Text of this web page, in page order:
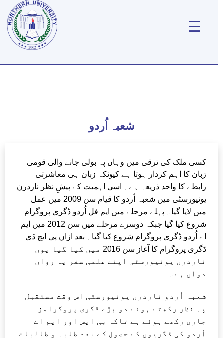
☰
شعبہ اُردو
کسی ملک کی ترقی میں وہاں پہ بولی جانے والی قومی
زبان کا اہم کردار ہوتا ہے کیونکہ زبان ہی معاشرتی
رابطے کا واحد ذریعہ ہے۔ اسی اہمیت کے پیشِ نظر ناردرن
یونیورسٹی میں شعبہ اُردو کا قیام سن 2009 میں عمل
میں لایا گیا۔ پہلے مرحلے میں ایم فل اُردو ڈگری پروگرام
شروع کیا گیا جبکہ دوسرے مرحلے میں سن 2012 میں ایم
اے اُردو ڈگری پروگرام شروع کیا گیا۔ بعد ازاں پی ایچ ڈی
ڈگری پروگرام کا آغاز سن 2016 میں کیا گیا یوں
ناردرن یونیورسٹی اپنے علمی سفر پہ رواں
دواں ہے۔
شعبہ اُردو ناردرن یونیورسٹی اس وقت مستقبل
پہ نظر رکھتے ہوئے دو بڑے ڈگری پروگرامز
جاری رکھے ہوئے ہے تاکہ بی ایس اور ایم اے
اُردو کی ڈگریوں کے حصول کے بعد طلبہ و طالبات